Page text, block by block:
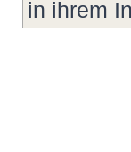
in ihrem